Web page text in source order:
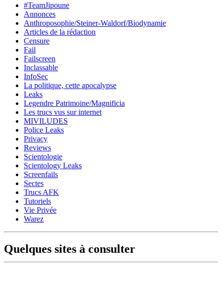
#TeamJipoune
Annonces
Anthroposophie/Steiner-Waldorf/Biodynamie
Articles de la rédaction
Censure
Fail
Failscreen
Inclassable
InfoSec
La politique, cette apocalypse
Leaks
Legendre Patrimoine/Magnificia
Les trucs vus sur internet
MIVILUDES
Police Leaks
Privacy
Reviews
Scientologie
Scientology Leaks
Screenfails
Sectes
Trucs AFK
Tutoriels
Vie Privée
Warez
Quelques sites à consulter